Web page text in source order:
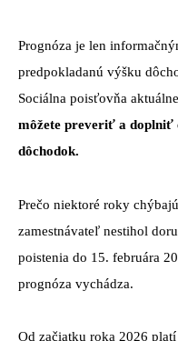
Prognóza je len
predpokladanú výšku
Sociálna poisťovňa
môžete preveriť a doplniť
dôchodok.
Prečo niektoré roky
zamestnávateľ nestihol
poistenia do 15. februára
prognóza vychádza.
Od začiatku roka 2026